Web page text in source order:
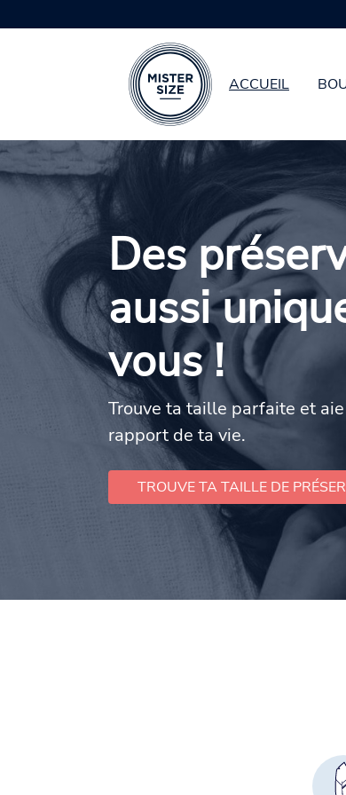
Aller au contenu principal
ACCUEIL
Des
aussi
vous !
Trouve ta taille parfaite et
rapport de ta vie.
TROUVE TA TAILLE DE